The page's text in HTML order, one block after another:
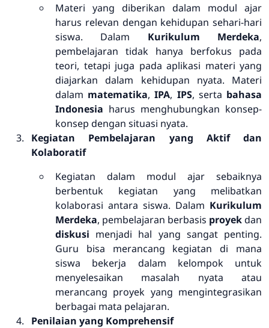
Materi yang diberikan dalam modul ajar
harus relevan dengan kehidupan sehari-hari
siswa. Dalam Kurikulum Merdeka,
pembelajaran tidak hanya berfokus pada
teori, tetapi juga pada aplikasi materi yang
diajarkan dalam kehidupan nyata. Materi
dalam matematika,IPA, IPS, serta bahasa
Indonesia harus menghubungkan konsep-
konsep dengan situasi nyata.
Kegiatan Pembelajaran yang Aktif dan
Kolaboratif
Kegiatan dalam modul ajar sebaiknya
berbentuk kegiatan yang melibatkan
kolaborasi antara siswa. Dalam Kurikulum
Merdeka, pembelajaran berbasis proyekdan
diskusi menjadi hal yang sangat penting.
Guru bisa merancang kegiatan di mana
siswa bekerja dalam kelompok untuk
menyelesaikan masalah nyata atau
merancang proyek yang mengintegrasikan
berbagai mata pelajaran.
Penilaian yang Komprehensif